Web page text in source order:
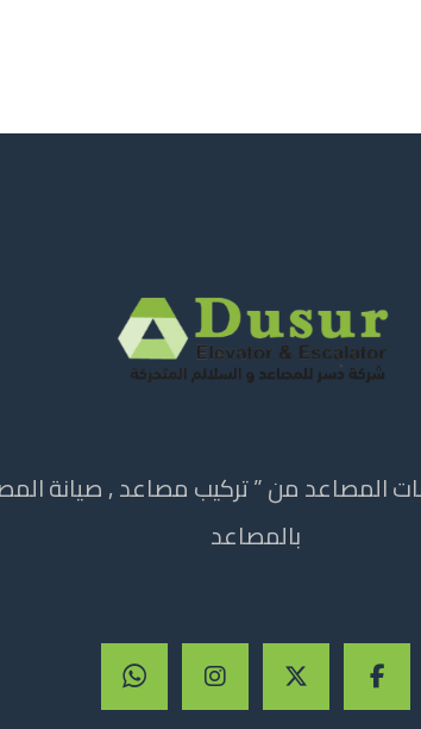
من ” تركيب مصاعد , صيانة
بالمصاعد